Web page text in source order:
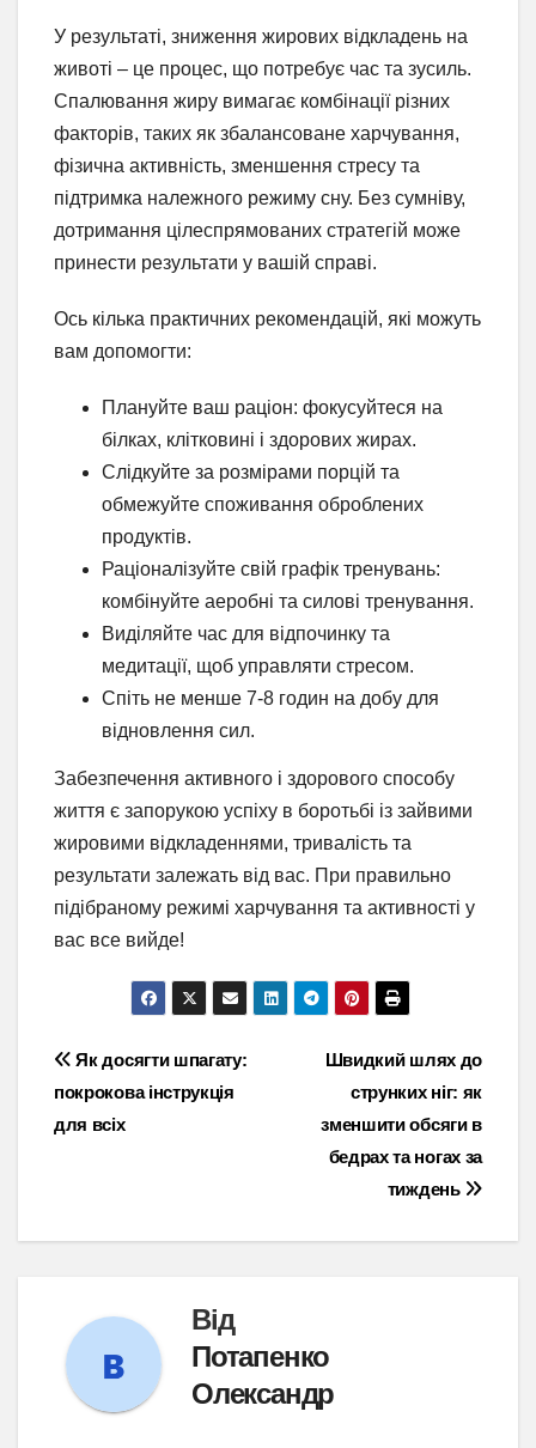
У результаті, зниження жирових відкладень на
животі – це процес, що потребує час та зусиль.
Спалювання жиру вимагає комбінації різних
факторів, таких як збалансоване харчування,
фізична активність, зменшення стресу та
підтримка належного режиму сну. Без сумніву,
дотримання цілеспрямованих стратегій може
принести результати у вашій справі.
Ось кілька практичних рекомендацій, які можуть
вам допомогти:
Плануйте ваш раціон: фокусуйтеся на
білках, клітковині і здорових жирах.
Слідкуйте за розмірами порцій та
обмежуйте споживання оброблених
продуктів.
Раціоналізуйте свій графік тренувань:
комбінуйте аеробні та силові тренування.
Виділяйте час для відпочинку та
медитації, щоб управляти стресом.
Спіть не менше 7-8 годин на добу для
відновлення сил.
Забезпечення активного і здорового способу
життя є запорукою успіху в боротьбі із зайвими
жировими відкладеннями, тривалість та
результати залежать від вас. При правильно
підібраному режимі харчування та активності у
вас все вийде!
Навігація
записів
Швидкий шлях до
струнких ніг: як
зменшити обсяги в
бедрах та ногах за
тиждень
Як досягти шпагату:
покрокова інструкція
для всіх
Від
Потапенко
Олександр